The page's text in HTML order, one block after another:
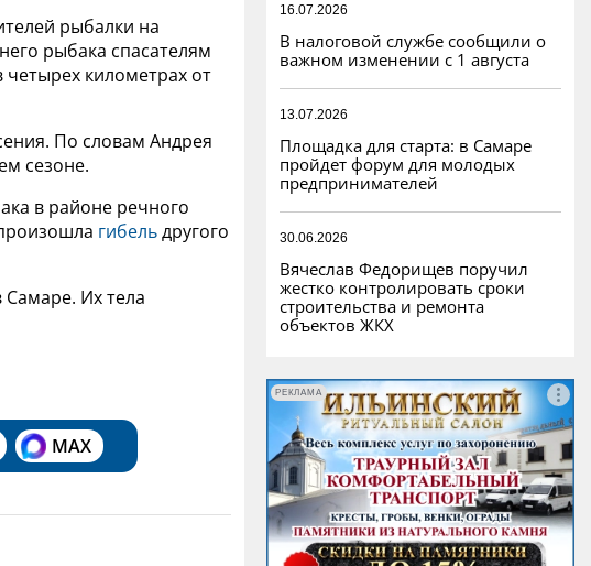
рыбалки на
рыбака спасателям
четырех километрах от
По словам Андрея
сезоне.
в районе речного
гибельдругого
Самаре. Их тела
MAX
16.07.2026
В налоговой службе сообщили о
важном изменении с 1 августа
13.07.2026
Площадка для старта: в Самаре
пройдет форум для молодых
предпринимателей
30.06.2026
Вячеслав Федорищев поручил
жестко контролировать сроки
строительства и ремонта
объектов ЖКХ
РЕКЛАМА